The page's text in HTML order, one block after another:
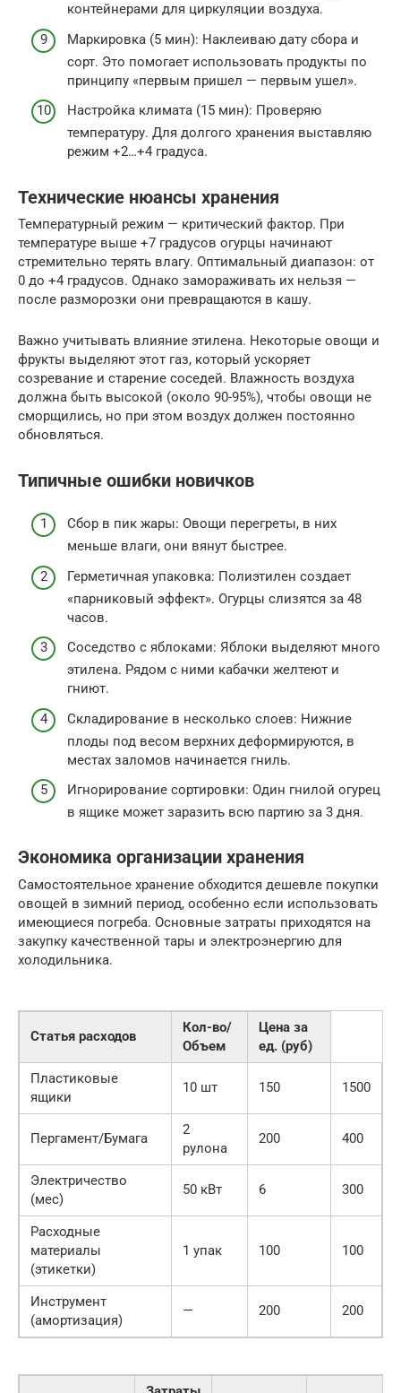
контейнерами для циркуляции воздуха.
Маркировка (5 мин): Наклеиваю дату сбора и
сорт. Это помогает использовать продукты по
принципу «первым пришел — первым ушел».
Настройка климата (15 мин): Проверяю
температуру. Для долгого хранения выставляю
режим +2…+4 градуса.
Технические нюансы хранения
Температурный режим — критический фактор. При
температуре выше +7 градусов огурцы начинают
стремительно терять влагу. Оптимальный диапазон: от
0 до +4 градусов. Однако замораживать их нельзя —
после разморозки они превращаются в кашу.
Важно учитывать влияние этилена. Некоторые овощи и
фрукты выделяют этот газ, который ускоряет
созревание и старение соседей. Влажность воздуха
должна быть высокой (около 90-95%), чтобы овощи не
сморщились, но при этом воздух должен постоянно
обновляться.
Типичные ошибки новичков
Сбор в пик жары: Овощи перегреты, в них
меньше влаги, они вянут быстрее.
Герметичная упаковка: Полиэтилен создает
«парниковый эффект». Огурцы слизятся за 48
часов.
Соседство с яблоками: Яблоки выделяют много
этилена. Рядом с ними кабачки желтеют и
гниют.
Складирование в несколько слоев: Нижние
плоды под весом верхних деформируются, в
местах заломов начинается гниль.
Игнорирование сортировки: Один гнилой огурец
в ящике может заразить всю партию за 3 дня.
Экономика организации хранения
Самостоятельное хранение обходится дешевле покупки
овощей в зимний период, особенно если использовать
имеющиеся погреба. Основные затраты приходятся на
закупку качественной тары и электроэнергию для
холодильника.
Статья расходов
Кол-во/
Объем
Цена за
ед. (руб)
Пластиковые
ящики
10 шт 150 1500
Пергамент/Бумага
2
рулона
200 400
Электричество
(мес)
50 кВт 6 300
Расходные
материалы
(этикетки)
1 упак 100 100
Инструмент
(амортизация)
— 200 200